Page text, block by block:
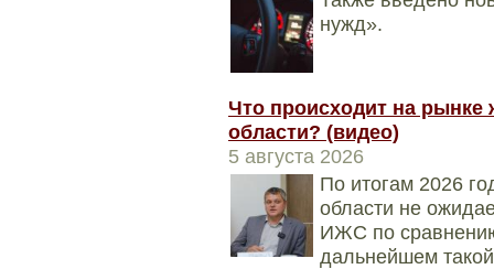
нужд».
Что происходит на рынке
области? (видео)
5 августа 2026
По итогам 2026
области не
ИЖС по
дальнейшем